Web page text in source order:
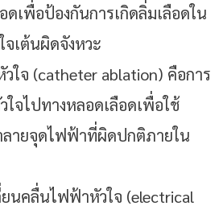
ดเพื่อป้องกันการเกิดลิ่มเลือดใน
จเต้นผิดจังหวะ
ใจ (catheter ablation) คือการ
ใจไปทางหลอดเลือดเพื่อใช้
ลายจุดไฟฟ้าที่ผิดปกติภายใน
นคลื่นไฟฟ้าหัวใจ (electrical